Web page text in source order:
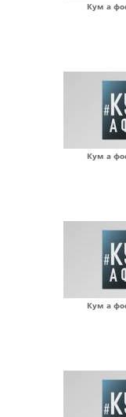
Кум а
Кум а
Кум а